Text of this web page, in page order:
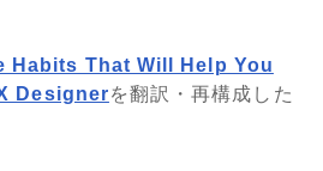
Habits That Will Help You
Designerを翻訳・再構成した